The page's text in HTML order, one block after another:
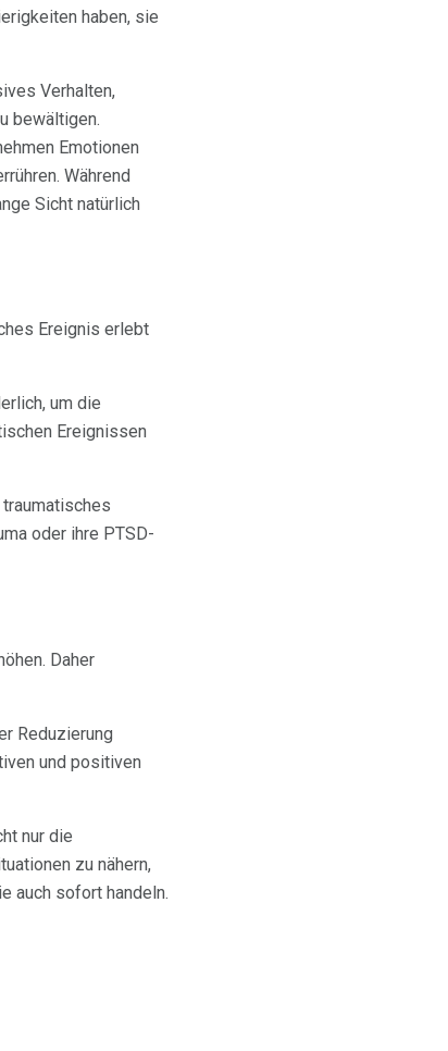
haben, sie
Verhalten,
bewältigen.
Emotionen
Während
Sicht natürlich
Ereignis erlebt
um die
Ereignissen
oder ihre PTSD-
Daher
Reduzierung
und positiven
nur die
zu nähern,
auch sofort handeln.